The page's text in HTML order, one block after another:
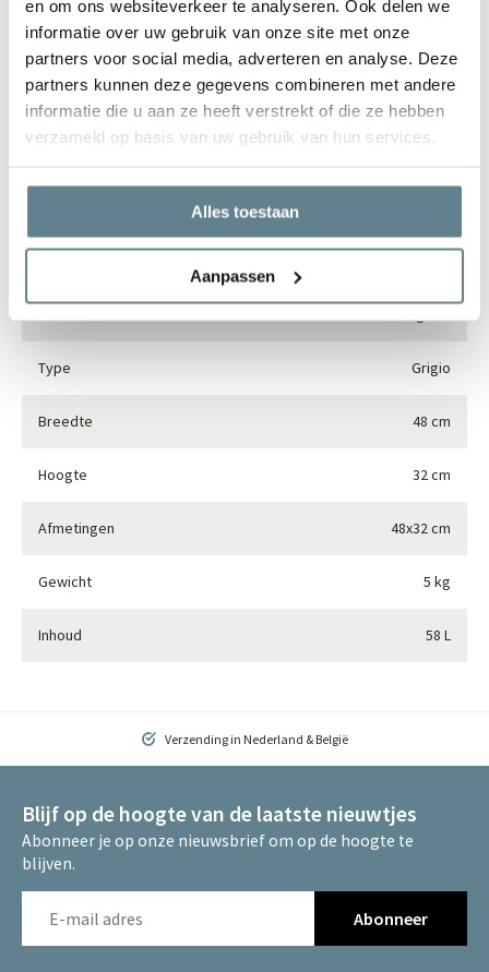
en om ons websiteverkeer te analyseren. Ook delen we
informatie over uw gebruik van onze site met onze
partners voor social media, adverteren en analyse. Deze
partners kunnen deze gegevens combineren met andere
informatie die u aan ze heeft verstrekt of die ze hebben
verzameld op basis van uw gebruik van hun services.
Alles toestaan
Aanpassen
Specificaties
Type Grigio
Breedte 48 cm
Hoogte 32 cm
Afmetingen 48x32 cm
Gewicht 5 kg
Inhoud 58 L
Verzending in Nederland & België
Blijf op de hoogte van de laatste nieuwtjes
Abonneer je op onze nieuwsbrief om op de hoogte te
blijven.
Abonneer